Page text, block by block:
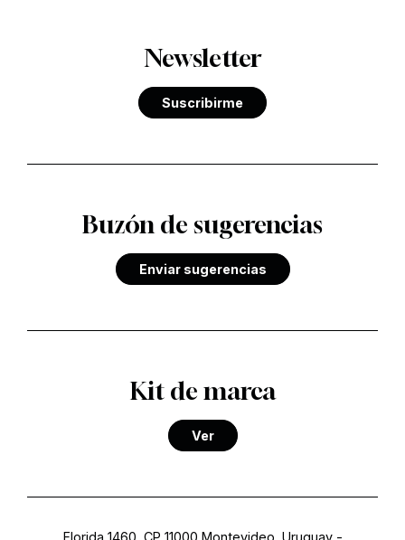
Newsletter
Suscribirme
Buzón de sugerencias
Enviar sugerencias
Kit de marca
Ver
Florida 1460, CP 11000 Montevideo, Uruguay-